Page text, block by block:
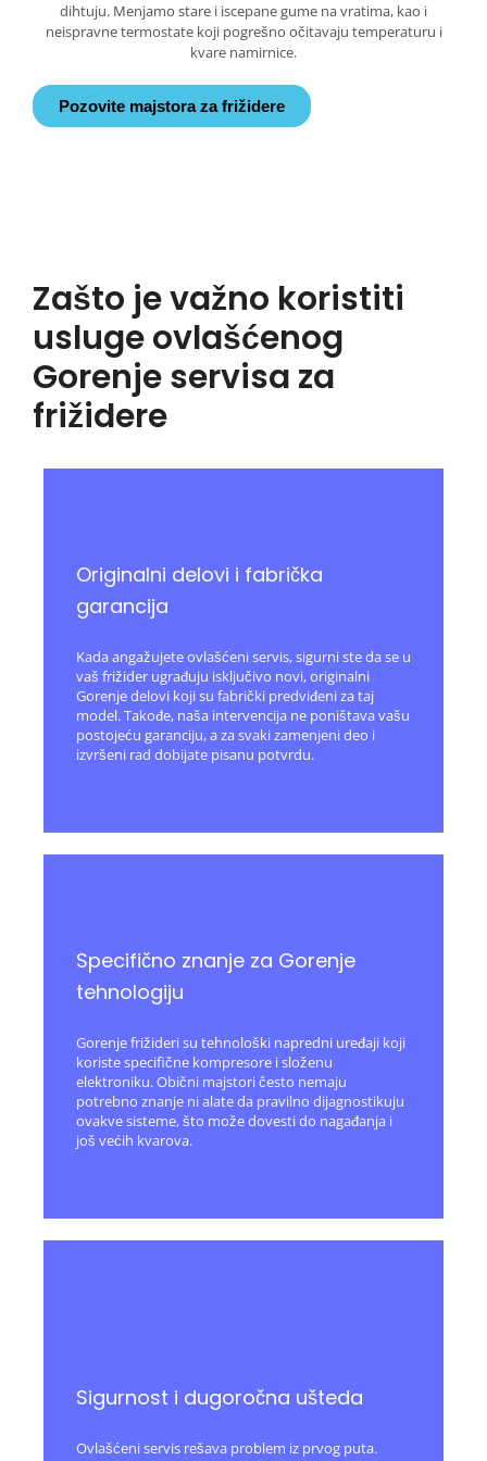
dihtuju. Menjamo stare i iscepane gume na vratima, kao i
neispravne termostate koji pogrešno očitavaju temperaturu i
kvare namirnice.
Pozovite majstora za frižidere
Zašto je važno koristiti
usluge ovlašćenog
Gorenje servisa za
frižidere
Originalni delovi i fabrička
garancija
Kada angažujete ovlašćeni servis, sigurni ste da se u
vaš frižider ugrađuju isključivo novi, originalni
Gorenje delovi koji su fabrički predviđeni za taj
model. Takođe, naša intervencija ne poništava vašu
postojeću garanciju, a za svaki zamenjeni deo i
izvršeni rad dobijate pisanu potvrdu.
Specifično znanje za Gorenje
tehnologiju
Gorenje frižideri su tehnološki napredni uređaji koji
koriste specifične kompresore i složenu
elektroniku. Obični majstori često nemaju
potrebno znanje ni alate da pravilno dijagnostikuju
ovakve sisteme, što može dovesti do nagađanja i
još većih kvarova.
Sigurnost i dugoročna ušteda
Ovlašćeni servis rešava problem iz prvog puta.